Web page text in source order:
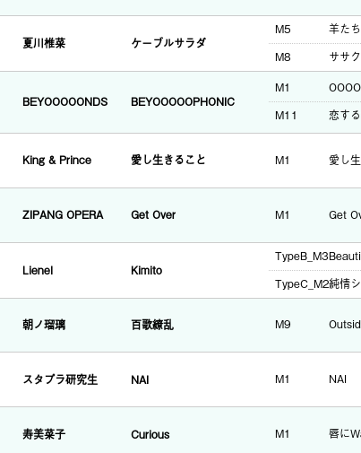
夏川椎菜 ケーブルサラダ
M5 羊た
M8
ササ
BEYOOOOONDS BEYOOOOOPHONIC
M1
M11
恋す
King & Prince 愛し生きること M1 愛し
ZIPANG OPERA Get Over M1 Get
Lienel Kimito
TypeB_M3
TypeC_M2純情
朝ノ瑠璃 百歌繚乱 M9
スタプラ研究生 NAI M1 NAI
寿美菜子 Curious M1 唇に